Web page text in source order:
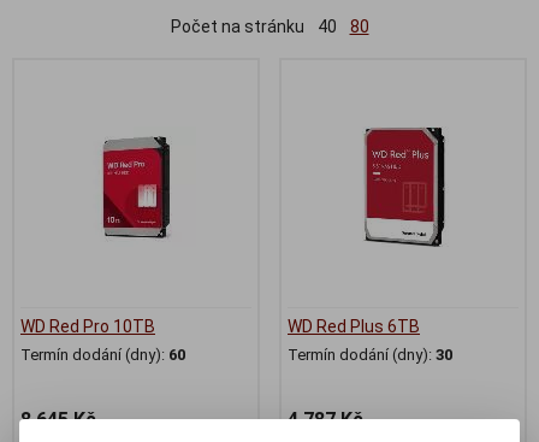
Počet na stránku 40 80
WD Red Pro 10TB
Termín dodání (dny): 60
8 645 Kč
WD Red Plus 6TB
Termín dodání (dny): 30
4 787 Kč